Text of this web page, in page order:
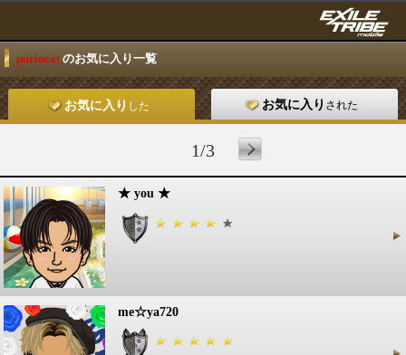
purincat のお気に入り一覧
お気に入り した お気に入り された
1/3
★ you ★
me☆ya720